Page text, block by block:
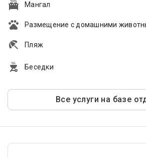
Мангал
Размещение с домашними
Пляж
Беседки
Все услуги на базе